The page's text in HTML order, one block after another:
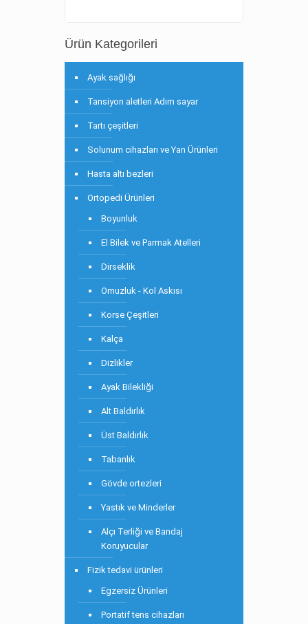
Ürün Kategorileri
Ayak sağlığı
Tansiyon aletleri Adım sayar
Tartı çeşitleri
Solunum cihazları ve Yan Ürünleri
Hasta altı bezleri
Ortopedi Ürünleri
Boyunluk
El Bilek ve Parmak Atelleri
Dirseklik
Omuzluk - Kol Askısı
Korse Çeşitleri
Kalça
Dizlikler
Ayak Bilekliği
Alt Baldırlık
Üst Baldırlık
Tabanlık
Gövde ortezleri
Yastık ve Minderler
Alçı Terliği ve Bandaj
Koruyucular
Fizik tedavi ürünleri
Egzersiz Ürünleri
Portatif tens cihazları